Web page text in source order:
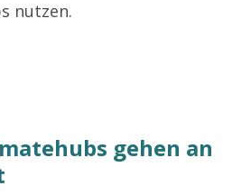
nutzen.
gehen an